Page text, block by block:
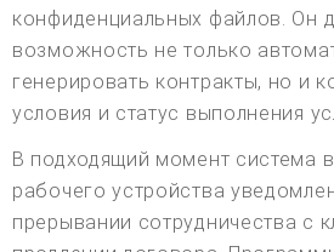
конфиденциальных файлов. Он
возможность не только
генерировать контракты, но и
условия и статус выполнения
В подходящий момент система
рабочего устройства
прерывании сотрудничества с